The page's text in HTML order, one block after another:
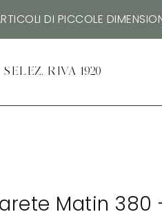
DI PICCOLE
SELEZ. RIVA 1920
Matin 380